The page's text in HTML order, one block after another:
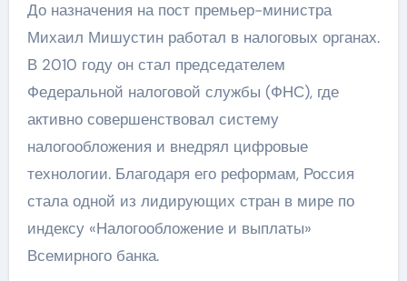
До назначения на пост премьер-министра
Михаил Мишустин работал в налоговых органах.
В 2010 году он стал председателем
Федеральной налоговой службы (ФНС), где
активно совершенствовал систему
налогообложения и внедрял цифровые
технологии. Благодаря его реформам, Россия
стала одной из лидирующих стран в мире по
индексу «Налогообложение и выплаты»
Всемирного банка.